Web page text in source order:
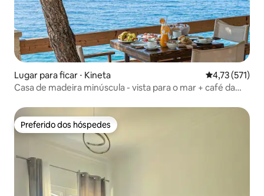
Lugar para ficar ⋅ Kineta 4,73 de uma
4,73 (571)
Casa de madeira minúscula - vista para o mar + café da
Preferido dos hóspedes
Preferido dos hóspedes